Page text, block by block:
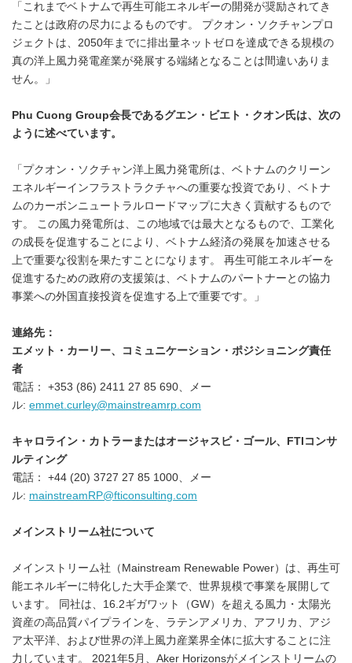
「これまでベトナムで再生可能エネルギーの開発が奨励されてき
たことは政府の尽力によるものです。 プクオン・ソクチャンプロ
ジェクトは、2050年までに排出量ネットゼロを達成できる規模の
真の洋上風力発電産業が発展する端緒となることは間違いありま
せん。」
Phu Cuong Group会長であるグエン・ビエト・クオン氏は、次の
ように述べています。
「プクオン・ソクチャン洋上風力発電所は、ベトナムのクリーン
エネルギーインフラストラクチャへの重要な投資であり、ベトナ
ムのカーボンニュートラルロードマップに大きく貢献するもので
す。 この風力発電所は、この地域では最大となるもので、工業化
の成長を促進することにより、ベトナム経済の発展を加速させる
上で重要な役割を果たすことになります。 再生可能エネルギーを
促進するための政府の支援策は、ベトナムのパートナーとの協力
事業への外国直接投資を促進する上で重要です。」
連絡先：
エメット・カーリー、コミュニケーション・ポジショニング責任
者
電話： +353 (86) 2411 27 85 690、メー
ル: emmet.curley@mainstreamrp.com
キャロライン・カトラーまたはオージャスビ・ゴール、 FTI コンサ
ルティング
電話： +44 (20) 3727 27 85 1000、メー
ル: mainstreamRP@fticonsulting.com
メインストリーム社について
メインストリーム社（Mainstream Renewable Power）は、再生可
能エネルギーに特化した大手企業で、世界規模で事業を展開して
います。 同社は、16.2ギガワット（GW）を超える風力・太陽光
資産の高品質パイプラインを、ラテンアメリカ、アフリカ、アジ
ア太平洋、および世界の洋上風力産業界全体に拡大することに注
力しています。 2021年5月、Aker Horizonsがメインストリームの